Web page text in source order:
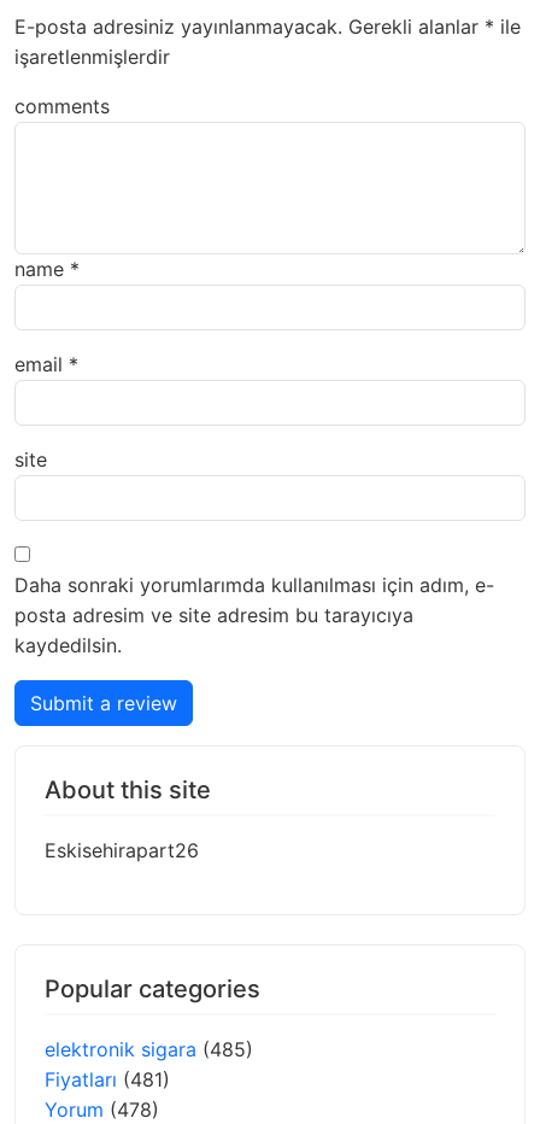
E-posta adresiniz yayınlanmayacak. Gerekli alanlar * ile
işaretlenmişlerdir
comments
name *
email *
site
Daha sonraki yorumlarımda kullanılması için adım, e-
posta adresim ve site adresim bu tarayıcıya
kaydedilsin.
Submit a review
About this site
Eskisehirapart26
Popular categories
elektronik sigara (485)
Fiyatları (481)
Yorum (478)